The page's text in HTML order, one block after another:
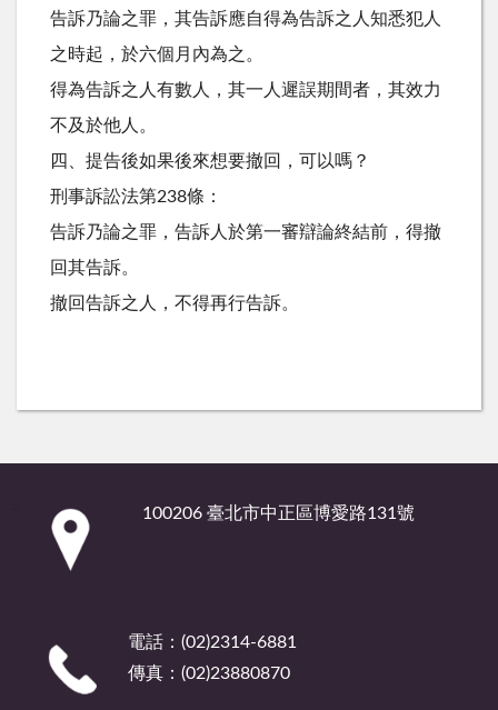
告訴乃論之罪，其告訴應自得為告訴之人知悉犯人
之時起，於六個月內為之。
得為告訴之人有數人，其一人遲誤期間者，其效力
不及於他人。
四、提告後如果後來想要撤回，可以嗎？
刑事訴訟法第238條：
告訴乃論之罪，告訴人於第一審辯論終結前，得撤
回其告訴。
撤回告訴之人，不得再行告訴。
100206 臺北市中正區博愛路131號
電話：(02)2314-6881
傳真：(02)23880870